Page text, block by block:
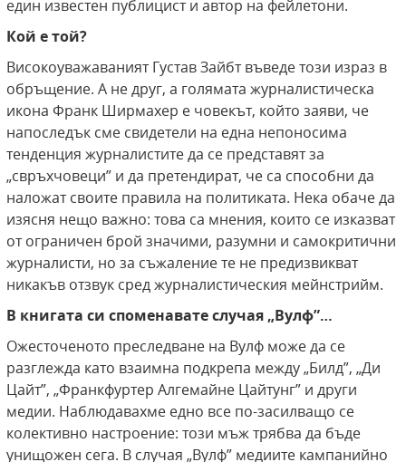
един известен публицист и автор на фейлетони.
Кой е той?
Високоуважаваният Густав Зайбт въведе този израз в
обръщение. А не друг, а голямата журналистическа
икона Франк Ширмахер е човекът, който заяви, че
напоследък сме свидетели на една непоносима
тенденция журналистите да се представят за
„свръхчовеци” и да претендират, че са способни да
наложат своите правила на политиката. Нека обаче да
изясня нещо важно: това са мнения, които се изказват
от ограничен брой значими, разумни и самокритични
журналисти, но за съжаление те не предизвикват
никакъв отзвук сред журналистическия мейнстрийм.
В книгата си споменавате случая „Вулф”…
Ожесточеното преследване на Вулф може да се
разглежда като взаимна подкрепа между „Билд”, „Ди
Цайт”, „Франкфуртер Алгемайне Цайтунг” и други
медии. Наблюдавахме едно все по-засилващо се
колективно настроение: този мъж трябва да бъде
унищожен сега. В случая „Вулф” медиите кампанийно